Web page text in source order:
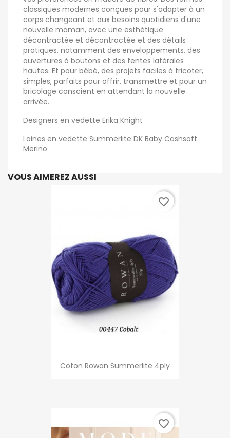
classiques modernes conçues pour s'adapter à un
corps changeant et aux besoins quotidiens d'une
nouvelle maman, avec une esthétique
décontractée et décontractée et des détails
pratiques, notamment des enveloppements, des
ouvertures à boutons et des fentes latérales
hautes. Et pour bébé, des projets faciles à tricoter,
simples, parfaits pour offrir, transmettre et pour un
bricolage conscient en attendant la nouvelle
arrivée.
Designers en vedette Erika Knight
Laines en vedette Summerlite DK Baby Cashsoft
Merino
VOUS AIMEREZ AUSSI
Coton Rowan Summerlite 4ply
favorite_border
favorite_border